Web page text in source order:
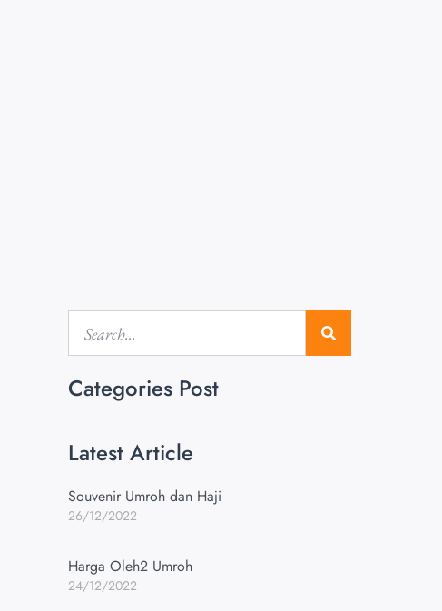
Categories Post
Latest Article
Souvenir Umroh dan Haji
26/12/2022
Harga Oleh2 Umroh
24/12/2022